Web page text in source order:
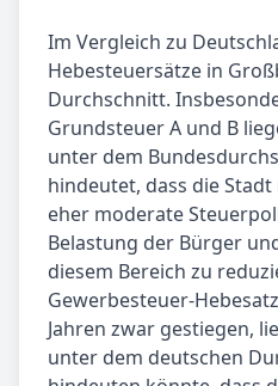
Im Vergleich zu
Hebesteuersätze in
Durchschnitt.
Grundsteuer A und B
unter dem
hindeutet, dass die
eher moderate
Belastung der Bürger
diesem Bereich zu
Gewerbesteuer-
Jahren zwar gestiegen,
unter dem deutschen